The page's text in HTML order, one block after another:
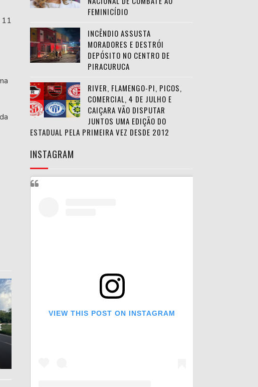
11
FEMINICÍDIO
INCÊNDIO ASSUSTA
MORADORES E DESTRÓI
DEPÓSITO NO CENTRO DE
PIRACURUCA
RIVER, FLAMENGO-PI, PICOS,
COMERCIAL, 4 DE JULHO E
CAIÇARA VÃO DISPUTAR
JUNTOS UMA EDIÇÃO DO
ESTADUAL PELA PRIMEIRA VEZ DESDE 2012
INSTAGRAM
VIEW THIS POST ON INSTAGRAM